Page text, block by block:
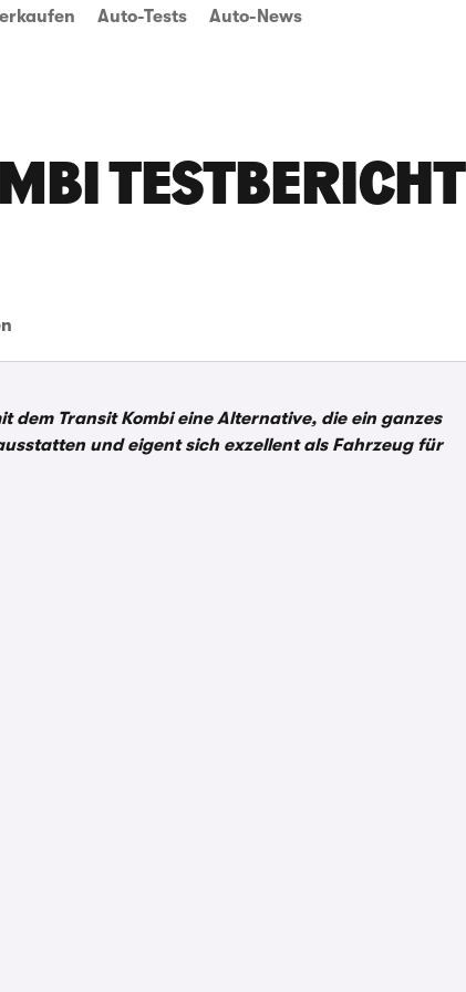
Auto-Tests Auto-News
TESTBERICHT
dem Transit Kombi eine Alternative, die ein ganzes
und eigent sich exzellent als Fahrzeug für